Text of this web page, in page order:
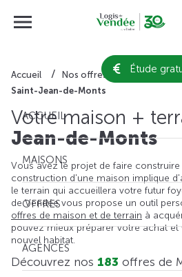
Étude
ACCUEIL
MAISONS
OFFRES
AGENCES
Accueil Nos offres de maison +
Saint-Jean-de-Monts
Votre maison +
Jean-de-Monts
Vous avez le projet de faire construire
construction d'une maison implique
le terrain qui accueillera votre futur
de Vendée vous propose un outil
offres de maison et de terrain à
pouvez mieux préparer votre achat
nouvel habitat.
Découvrez nos 183 offres de